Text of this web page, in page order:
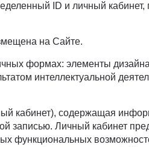
ID и личный
на Сайте.
формах: элементы
интеллектуальной
кабинет), содержащая
записью. Личный кабинет
функциональных